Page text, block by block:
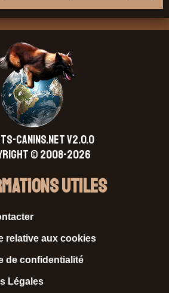
CANINS.NET V2.0.0
© 2008-2026
Utiles
relative aux cookies
de confidentialité
Légales